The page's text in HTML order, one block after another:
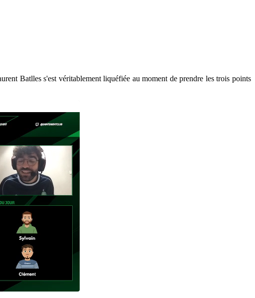
Batlles s'est véritablement liquéfiée au moment de prendre les trois points